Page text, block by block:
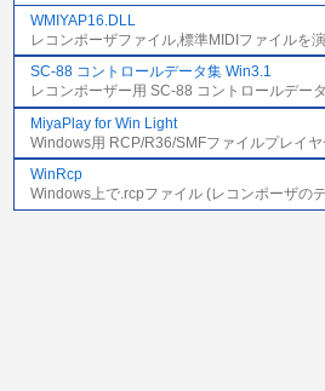
WMIYAP16.DLL
レコンポーザファイル,標準MIDIファイルを
SC-88 コントロールデータ集 Win3.1
レコンポーザー用 SC-88 コントロールデー
MiyaPlay for Win Light
Windows用 RCP/R36/SMFファイルプレイヤ
WinRcp
Windows上で.rcpファイル (レコンポーザの